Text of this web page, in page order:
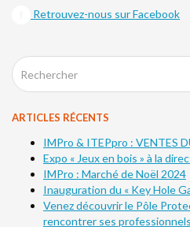
Retrouvez-nous sur Facebook
ARTICLES RÉCENTS
IMPro & ITEPpro : VENTES
Expo « Jeux en bois » à la
IMPro : Marché de Noël 2024
Inauguration du « Key Hole
Venez découvrir le Pôle
rencontrer ses